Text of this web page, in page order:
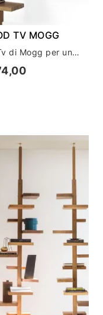
TV MOGG
Scopri la libreria Adelaide Wood Tv di Mogg per un arredamento casa di stile e funzionalità